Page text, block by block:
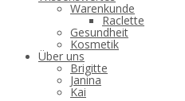
Warenkunde
Raclette
Gesundheit
Kosmetik
Über uns
Brigitte
Janina
Kai